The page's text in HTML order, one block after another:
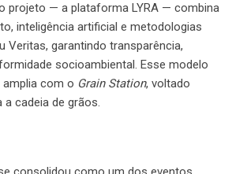
projeto — a plataforma LYRA — combina
inteligência artificial e metodologias
Veritas, garantindo transparência,
socioambiental. Esse modelo
com o Grain Station, voltado
cadeia de grãos.